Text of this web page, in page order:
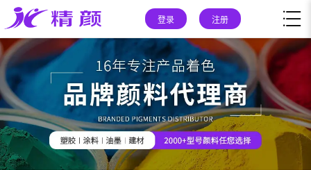
登录 注册